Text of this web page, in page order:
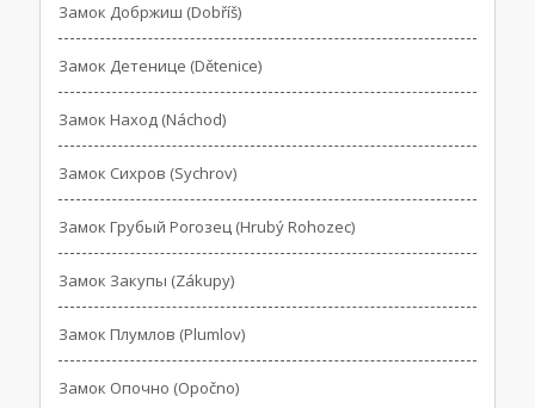
Замок Добржиш (Dobříš)
Замок Детенице (Dětenice)
Замок Наход (Náchod)
Замок Сихров (Sychrov)
Замок Грубый Рогозец (Hrubý Rohozec)
Замок Закупы (Zákupy)
Замок Плумлов (Plumlov)
Замок Опочно (Opočno)